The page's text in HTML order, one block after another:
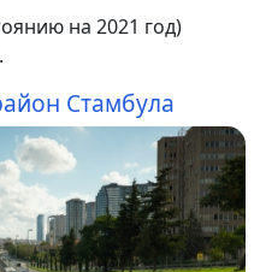
на 2021 год)
Стамбула